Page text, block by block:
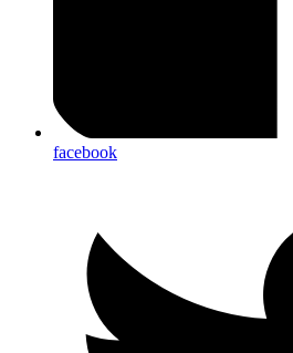
facebook